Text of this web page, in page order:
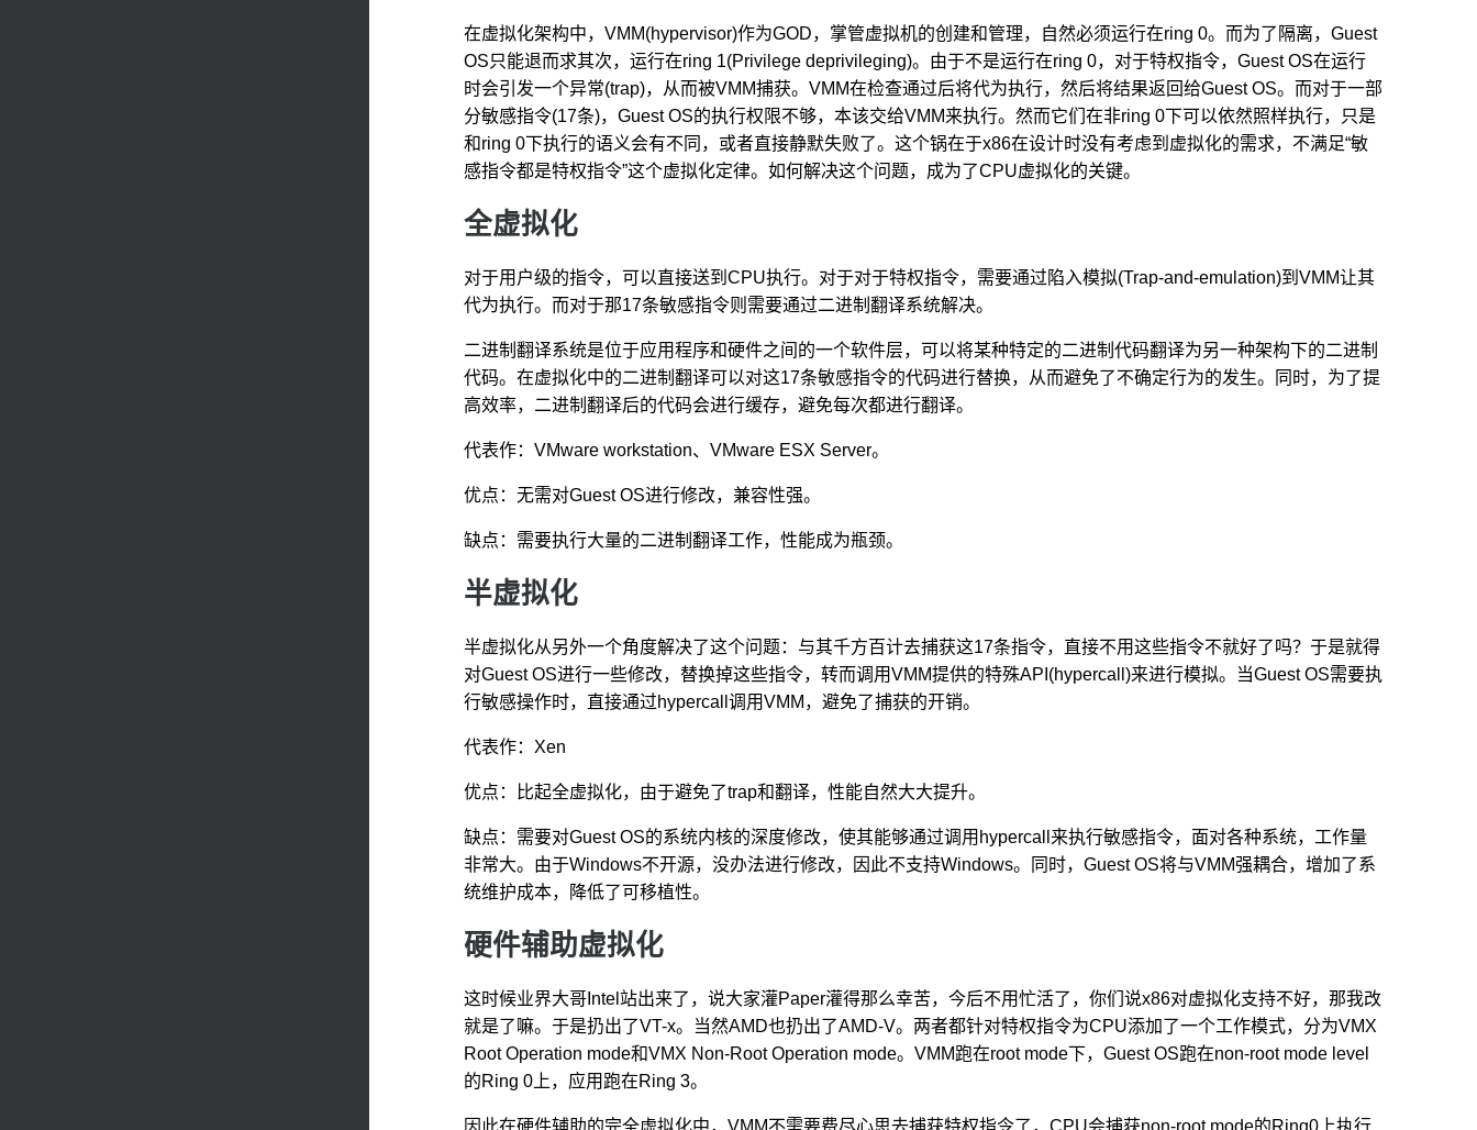
在虚拟化架构中，VMM(hypervisor)作为GOD，掌管虚拟机的创建和管理，自然必须运行在ring 0。而为了隔离，Guest
OS只能退而求其次，运行在ring 1(Privilege deprivileging)。由于不是运行在ring 0，对于特权指令，Guest OS在运行
时会引发一个异常(trap)，从而被VMM捕获。VMM在检查通过后将代为执行，然后将结果返回给Guest OS。而对于一部
分敏感指令(17条)，Guest OS的执行权限不够，本该交给VMM来执行。然而它们在非ring 0下可以依然照样执行，只是
和ring 0下执行的语义会有不同，或者直接静默失败了。这个锅在于x86在设计时没有考虑到虚拟化的需求，不满足“敏
感指令都是特权指令”这个虚拟化定律。如何解决这个问题，成为了CPU虚拟化的关键。
全虚拟化
对于用户级的指令，可以直接送到CPU执行。对于对于特权指令，需要通过陷入模拟(Trap-and-emulation)到VMM让其
代为执行。而对于那17条敏感指令则需要通过二进制翻译系统解决。
二进制翻译系统是位于应用程序和硬件之间的一个软件层，可以将某种特定的二进制代码翻译为另一种架构下的二进制
代码。在虚拟化中的二进制翻译可以对这17条敏感指令的代码进行替换，从而避免了不确定行为的发生。同时，为了提
高效率，二进制翻译后的代码会进行缓存，避免每次都进行翻译。
代表作：VMware workstation、VMware ESX Server。
优点：无需对Guest OS进行修改，兼容性强。
缺点：需要执行大量的二进制翻译工作，性能成为瓶颈。
半虚拟化
半虚拟化从另外一个角度解决了这个问题：与其千方百计去捕获这17条指令，直接不用这些指令不就好了吗？于是就得
对Guest OS进行一些修改，替换掉这些指令，转而调用VMM提供的特殊API(hypercall)来进行模拟。当Guest OS需要执
行敏感操作时，直接通过hypercall调用VMM，避免了捕获的开销。
代表作：Xen
优点：比起全虚拟化，由于避免了trap和翻译，性能自然大大提升。
缺点：需要对Guest OS的系统内核的深度修改，使其能够通过调用hypercall来执行敏感指令，面对各种系统，工作量
非常大。由于Windows不开源，没办法进行修改，因此不支持Windows。同时，Guest OS将与VMM强耦合，增加了系
统维护成本，降低了可移植性。
硬件辅助虚拟化
这时候业界大哥Intel站出来了，说大家灌Paper灌得那么幸苦，今后不用忙活了，你们说x86对虚拟化支持不好，那我改
就是了嘛。于是扔出了VT-x。当然AMD也扔出了AMD-V。两者都针对特权指令为CPU添加了一个工作模式，分为VMX
Root Operation mode和VMX Non-Root Operation mode。VMM跑在root mode下，Guest OS跑在non-root mode level
的Ring 0上，应用跑在Ring 3。